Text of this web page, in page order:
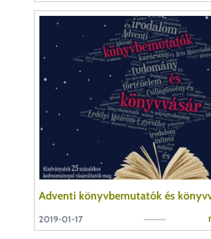
Adventi könyvbemutatók és
2019-01-17